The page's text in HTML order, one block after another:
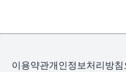
이용약관개인정보처리방침